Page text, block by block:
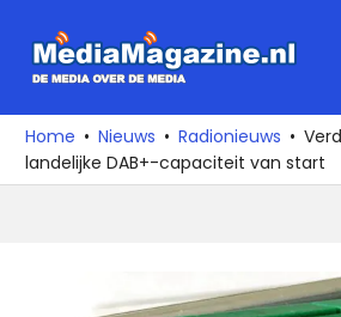
naar
media
over
de
Home Nieuws Radionieuws
landelijke DAB+-capaciteit van start